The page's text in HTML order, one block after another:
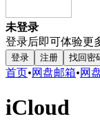
未登录
登录后即可体验更
登录 注册 找回密
首页•网盘邮箱•网
iCloud